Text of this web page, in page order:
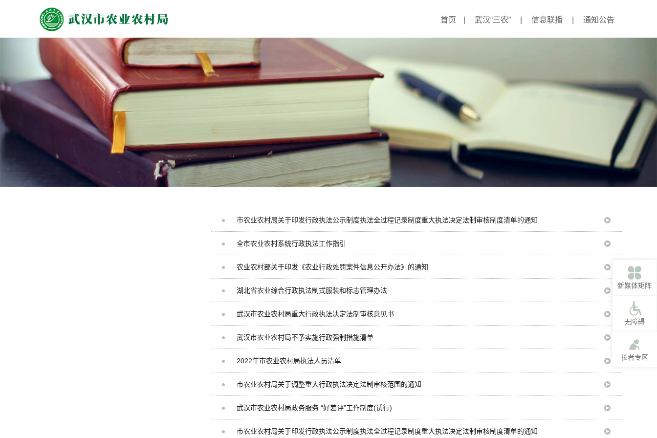
首页 武汉“三农” 信息联播 通知公告
市农业农村局关于印发行政执法公示制度执法全过程记录制度重大执法决定法制审核制度清单的通知
全市农业农村系统行政执法工作指引
农业农村部关于印发《农业行政处罚案件信息公开办法》的通知
湖北省农业综合行政执法制式服装和标志管理办法
武汉市农业农村局重大行政执法决定法制审核意见书
武汉市农业农村局不予实施行政强制措施清单
2022年市农业农村局执法人员清单
市农业农村局关于调整重大行政执法决定法制审核范围的通知
武汉市农业农村局政务服务 “好差评”工作制度(试行)
市农业农村局关于印发行政执法公示制度执法全过程记录制度重大执法决定法制审核制度清单的通知
新媒体矩阵
无障碍
长者专区